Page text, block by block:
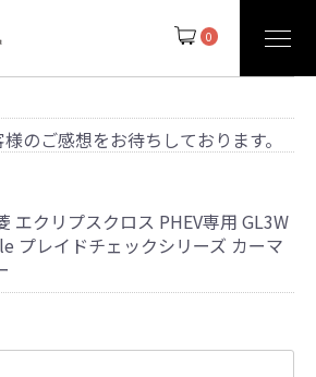
0
のご感想をお待ちしております。
エクリプスクロス PHEV専用 GL3W
プレイドチェックシリーズ カーマ